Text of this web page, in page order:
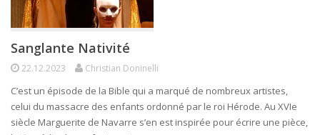
Sanglante Nativité
22.12.2023 Christian Doninelli
C’est un épisode de la Bible qui a marqué de nombreux artistes,
celui du massacre des enfants ordonné par le roi Hérode. Au XVIe
siècle Marguerite de Navarre s’en est inspirée pour écrire une pièce,